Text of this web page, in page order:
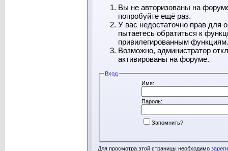
Вы не авторизованы на
попробуйте ещё раз.
У вас недостаточно прав для
пытаетесь обратиться к
привилегированным функциям.
Возможно, администратор
активированы на форуме.
Вход
Имя:
Пароль:
Запомнить?
Для просмотра этой страницы необходимо